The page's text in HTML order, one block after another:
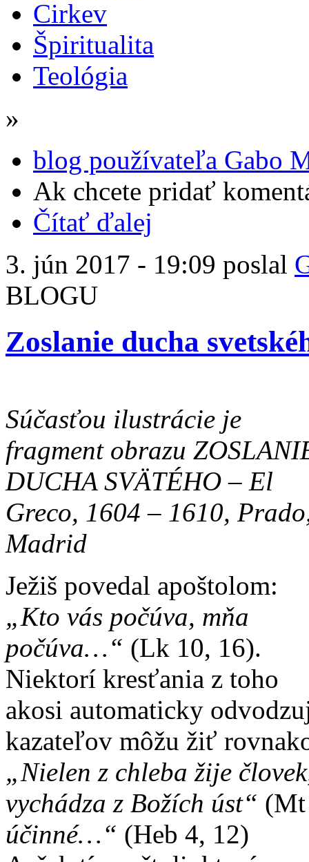
Cirkev
Špiritualita
Teológia
»
blog používateľa Gabo
Ak chcete pridať
Čítať ďalej
3. jún 2017 - 19:09 poslal
BLOGU
Zoslanie ducha
Súčasťou ilustrácie je
fragment obrazu
DUCHA SVÄTÉHO – El
Greco, 1604 – 1610,
Madrid
Ježiš povedal apoštolom:
„Kto vás počúva, mňa
počúva…“ (Lk 10, 16).
Niektorí kresťania z toho
akosi automaticky
kazateľov môžu žiť
„Nielen z chleba žije
vychádza z Božích úst“
účinné…“ (Heb 4, 12)